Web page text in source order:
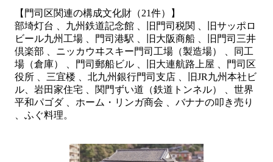
【門司区関連の構成文化財（21件）】
部埼灯台 、九州鉄道記念館 、旧門司税関 、旧サッポロ
ビール九州工場 、門司港駅 、旧大阪商船 、旧門司三井
倶楽部 、ニッカウヰスキー門司工場（製造場） 、同工
場（倉庫） 、門司郵船ビル 、旧大連航路上屋 、門司区
役所 、三宜楼 、北九州銀行門司支店 、旧JR九州本社ビ
ル、岩田家住宅 、関門ずい道（鉄道トンネル） 、世界
平和パゴダ 、ホーム・リンガ商会 、バナナの叩き売り
、ふぐ料理。